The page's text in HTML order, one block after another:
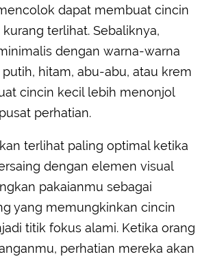
dapat membuat cincin
terlihat. Sebaliknya,
dengan warna-warna
hitam, abu-abu, atau krem
cincin kecil lebih menonjol
perhatian.
terlihat paling optimal ketika
dengan elemen visual
pakaianmu sebagai
yang memungkinkan cincin
titik fokus alami. Ketika orang
perhatian mereka akan